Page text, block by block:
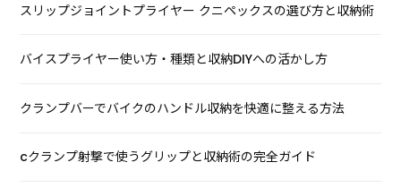
スリップジョイントプライヤー クニペックスの選び方と収納術
バイスプライヤー使い方・種類と収納DIYへの活かし方
クランプバーでバイクのハンドル収納を快適に整える方法
cクランプ射撃で使うグリップと収納術の完全ガイド